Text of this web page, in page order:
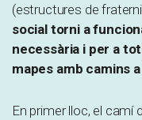
(estructures de
social torni a
necessària i per a
mapes amb camins
En primer lloc, el